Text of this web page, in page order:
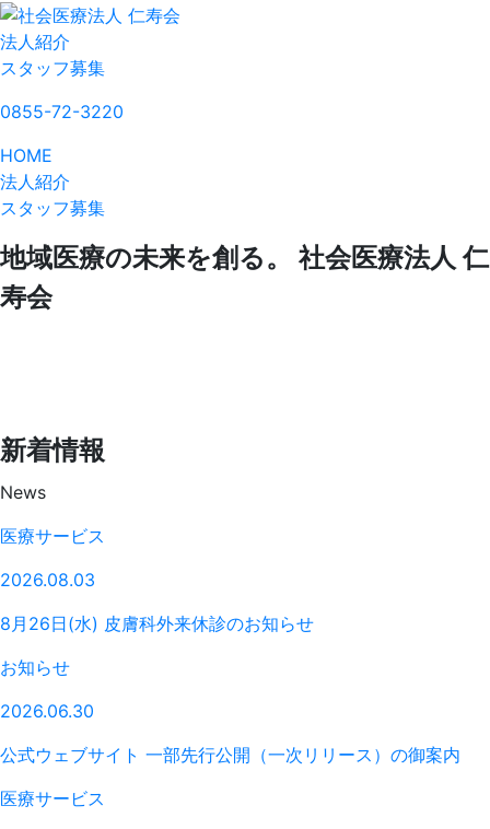
法人紹介
スタッフ募集
0855-72-3220
HOME
法人紹介
スタッフ募集
地域医療の未来を創る。
社会医療法人 仁
寿会
新着情報
News
医療サービス
2026.08.03
8月26日(水) 皮膚科外来休診のお知らせ
お知らせ
2026.06.30
公式ウェブサイト 一部先行公開（一次リリース）の御案内
医療サービス